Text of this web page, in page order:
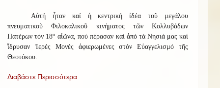
Αὐτή ἦταν καί ἡ κεντρική ἰδέα τοῦ μεγάλου
πνευματικοῦ Φιλοκαλικοῦ κινήματος τῶν Κολλυβάδων
Πατέρων τόν 18ο αἰῶνα, πού πέρασαν καί ἀπό τά Νησιά μας καί
ἵδρυσαν Ἱερές Μονές ἀφιερωμένες στόν Εὐαγγελισμό τῆς
Θεοτόκου.
Διαβάστε Περισσότερα